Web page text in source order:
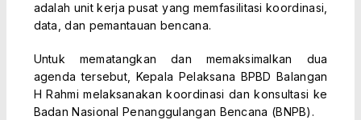
adalah unit kerja pusat yang memfasilitasi koordinasi,
data, dan pemantauan bencana.
Untuk mematangkan dan memaksimalkan dua
agenda tersebut, Kepala Pelaksana BPBD Balangan
H Rahmi melaksanakan koordinasi dan konsultasi ke
Badan Nasional Penanggulangan Bencana (BNPB).